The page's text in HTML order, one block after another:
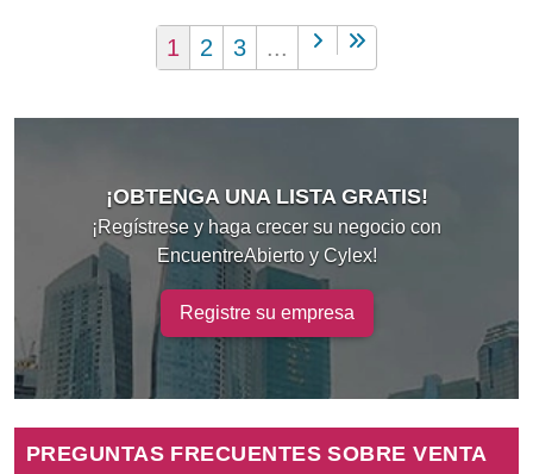
1 2 3 ...
¡OBTENGA UNA LISTA GRATIS!
¡Regístrese y haga crecer su negocio con
EncuentreAbierto y Cylex!
Registre su empresa
PREGUNTAS FRECUENTES SOBRE VENTA